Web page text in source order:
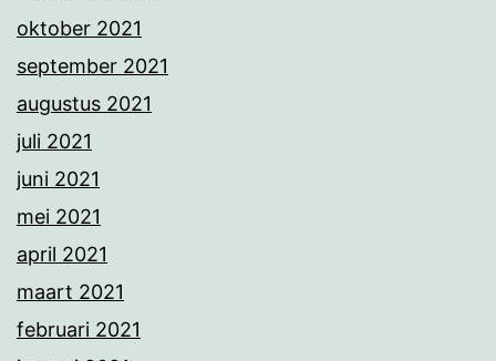
oktober 2021
september 2021
augustus 2021
juli 2021
juni 2021
mei 2021
april 2021
maart 2021
februari 2021